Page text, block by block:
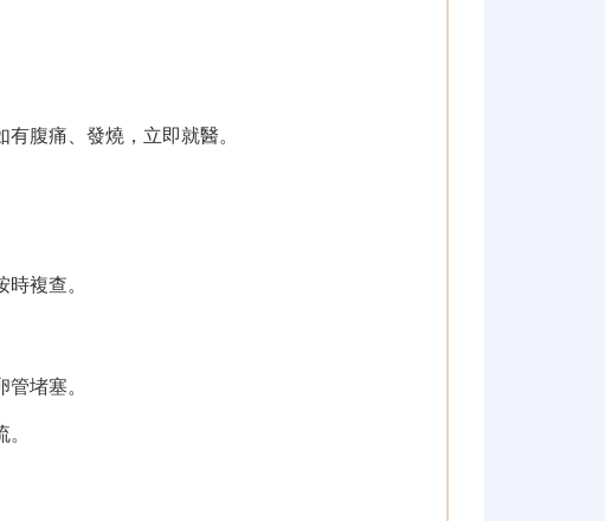
腹痛、發燒，立即就醫。
複查。
堵塞。